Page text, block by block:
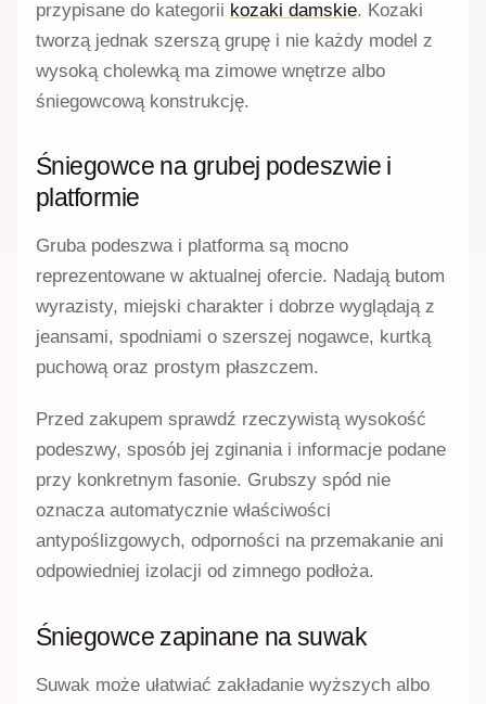
przypisane do kategorii kozaki damskie . Kozaki
tworzą jednak szerszą grupę i nie każdy model z
wysoką cholewką ma zimowe wnętrze albo
śniegowcową konstrukcję.
Śniegowce na grubej podeszwie i
platformie
Gruba podeszwa i platforma są mocno
reprezentowane w aktualnej ofercie. Nadają butom
wyrazisty, miejski charakter i dobrze wyglądają z
jeansami, spodniami o szerszej nogawce, kurtką
puchową oraz prostym płaszczem.
Przed zakupem sprawdź rzeczywistą wysokość
podeszwy, sposób jej zginania i informacje podane
przy konkretnym fasonie. Grubszy spód nie
oznacza automatycznie właściwości
antypoślizgowych, odporności na przemakanie ani
odpowiedniej izolacji od zimnego podłoża.
Śniegowce zapinane na suwak
Suwak może ułatwiać zakładanie wyższych albo